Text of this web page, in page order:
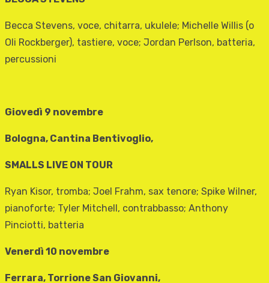
Becca Stevens, voce, chitarra, ukulele; Michelle Willis (o
Oli Rockberger), tastiere, voce; Jordan Perlson, batteria,
percussioni
Giovedì 9 novembre
Bologna, Cantina Bentivoglio,
SMALLS LIVE ON TOUR
Ryan Kisor, tromba; Joel Frahm, sax tenore; Spike Wilner,
pianoforte; Tyler Mitchell, contrabbasso; Anthony
Pinciotti, batteria
Venerdì 10 novembre
Ferrara, Torrione San Giovanni,